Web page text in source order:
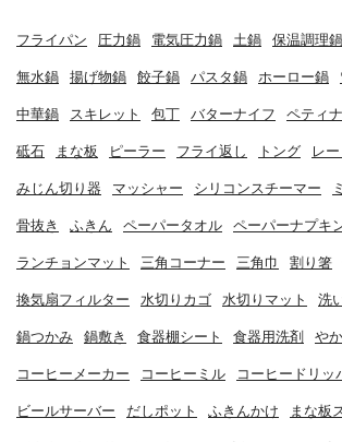
フライパン 圧力鍋 電気圧力鍋 土鍋 保温調理鍋
無水鍋 揚げ物鍋 餃子鍋 パスタ鍋 ホーロー鍋
中華鍋 スキレット 包丁 バターナイフ ペティ
砥石 まな板 ピーラー フライ返し トング レ
みじん切り器 マッシャー シリコンスチーマー
骨抜き ふきん ペーパータオル ペーパーナプキ
ランチョンマット 三角コーナー 三角巾 割り箸
換気扇フィルター 水切りカゴ 水切りマット 洗
鍋つかみ 鍋敷き 食器棚シート 食器用洗剤 や
コーヒーメーカー コーヒーミル コーヒードリッ
ビールサーバー だしポット ふきんかけ まな板